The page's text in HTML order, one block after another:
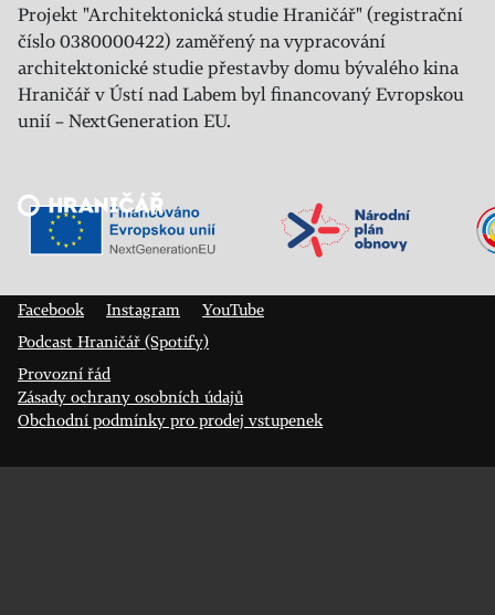
Projekt "Architektonická studie Hraničář" (registrační
číslo 0380000422) zaměřený na vypracování
architektonické studie přestavby domu bývalého kina
Hraničář v Ústí nad Labem byl financovaný Evropskou
unií – NextGeneration EU.
Veřejný sál Hraničář, spolek
Facebook
Instagram
YouTube
Podcast Hraničář (Spotify)
Provozní řád
Zásady ochrany osobních údajů
Obchodní podmínky pro prodej vstupenek